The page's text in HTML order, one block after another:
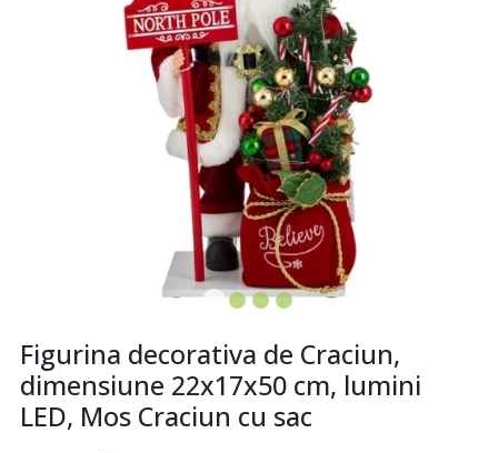
Figurina decorativa de Craciun,
dimensiune 22x17x50 cm, lumini
LED, Mos Craciun cu sac